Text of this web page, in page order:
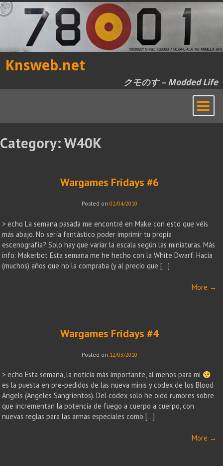
Skip
to
Knsweb.net
クモのす – Modded Life
Category:W40K
Wargames Fridays #6
Posted on 02/04/2010
> echo La semana pasada me encontré en Make con esto que véis
más abajo. No sería fantástico poder imprimir tu propia
escenografía? Solo hay que variar la escala según las miniaturas. Más
info: Makerbot Esta semana me he hecho con la White Dwarf. Hacia
(muchos) años que no la compraba (y al precio que […]
More →
Wargames Fridays #4
Posted on 12/03/2010
> echo Esta semana, la noticia más importante, al menos para mi
es la puesta en pre-pedidos de las nueva minis y codex de los Blood
Angels (Angeles Sangrientos). Del codex solo he oido rumores sobre
que incrementan la potencia de fuego a cuerpo a cuerpo, con
nuevas reglas para las armas especiales como […]
More →